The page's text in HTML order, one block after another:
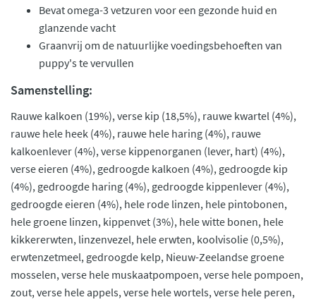
Bevat omega-3 vetzuren voor een gezonde huid en
glanzende vacht
Graanvrij om de natuurlijke voedingsbehoeften van
puppy's te vervullen
Samenstelling:
Rauwe kalkoen (19%), verse kip (18,5%), rauwe kwartel (4%),
rauwe hele heek (4%), rauwe hele haring (4%), rauwe
kalkoenlever (4%), verse kippenorganen (lever, hart) (4%),
verse eieren (4%), gedroogde kalkoen (4%), gedroogde kip
(4%), gedroogde haring (4%), gedroogde kippenlever (4%),
gedroogde eieren (4%), hele rode linzen, hele pintobonen,
hele groene linzen, kippenvet (3%), hele witte bonen, hele
kikkererwten, linzenvezel, hele erwten, koolvisolie (0,5%),
erwtenzetmeel, gedroogde kelp, Nieuw-Zeelandse groene
mosselen, verse hele muskaatpompoen, verse hele pompoen,
zout, verse hele appels, verse hele wortels, verse hele peren,